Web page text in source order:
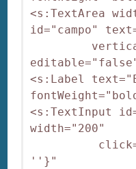
<s:TextArea
id="campo"
<s:Label
<s:TextInput
width="200"
''}"